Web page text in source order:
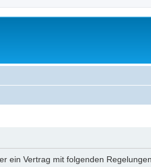
ein Vertrag mit folgenden